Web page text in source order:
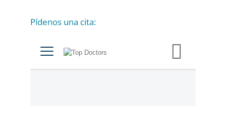
Pídenos una cita:
C